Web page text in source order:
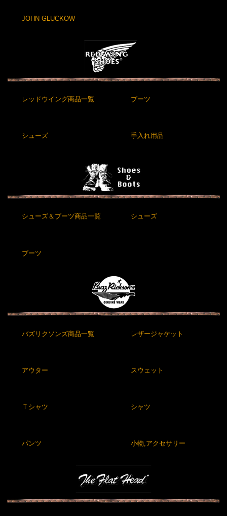
JOHN GLUCKOW
レッドウイング商品一覧 ブーツ
シューズ 手入れ用品
シューズ＆ブーツ商品一覧 シューズ
ブーツ
バズリクソンズ商品一覧 レザージャケット
アウター スウェット
Ｔシャツ シャツ
パンツ 小物,アクセサリー